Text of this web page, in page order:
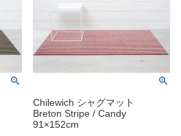
Chilewich シャグマット
Breton Stripe / Candy
91×152cm